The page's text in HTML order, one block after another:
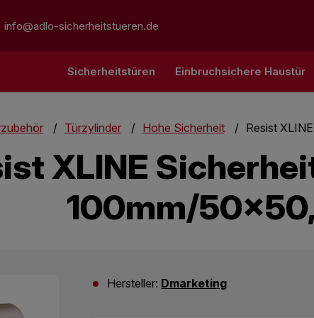
info@adlo-sicherheitstueren.de
Sicherheitstüren Einbruchsichere Haustür
Türzylinder Hohe Sicherheit Resist
XLINE
100mm/
Hersteller: Dmarketing